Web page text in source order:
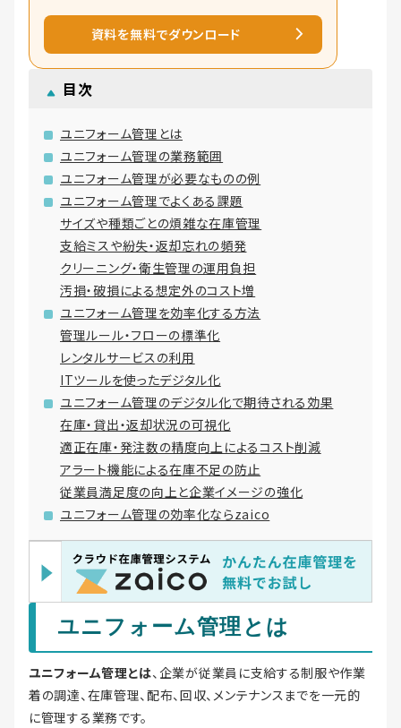
資料を無料でダウンロード
目次
ユニフォーム管理とは
ユニフォーム管理の業務範囲
ユニフォーム管理が必要なものの例
ユニフォーム管理でよくある課題
サイズや種類ごとの煩雑な在庫管理
支給ミスや紛失・返却忘れの頻発
クリーニング・衛生管理の運用負担
汚損・破損による想定外のコスト増
ユニフォーム管理を効率化する方法
管理ルール・フローの標準化
レンタルサービスの利用
ITツールを使ったデジタル化
ユニフォーム管理のデジタル化で期待される効果
在庫・貸出・返却状況の可視化
適正在庫・発注数の精度向上によるコスト削減
アラート機能による在庫不足の防止
従業員満足度の向上と企業イメージの強化
ユニフォーム管理の効率化ならzaico
ユニフォーム管理とは
ユニフォーム管理とは、企業が従業員に支給する制服や作業
着の調達、在庫管理、配布、回収、メンテナンスまでを一元的
に管理する業務です。